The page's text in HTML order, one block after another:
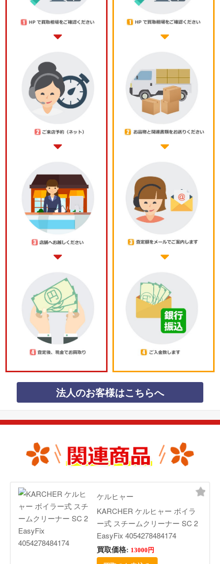
法人のお客様はこちらへ
ケルヒャー
KARCHER ケルヒャー ボイラ
ー式 スチームクリーナー SC 2
EasyFix 4054278484174
買取価格: 13000円